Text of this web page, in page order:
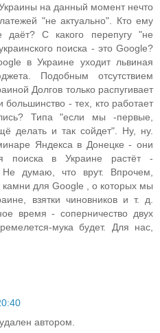
на данный момент нечто
"не актуально". Кто ему
даёт? С какого перепугу "не
поиска - это Google?
в Украине уходит львиная
Подобным отсутствием
Долгов только распугивает
большинство - тех, кто работает
Типа "если мы -первые,
делать и так сойдет". Ну, ну.
Яндекса в Донецке - они
поиска в Украине растёт -
думаю, что врут. Впрочем,
для Google , о которых мы
взятки чиновников и т. д.
время - соперничество двух
мука будет. Для нас,
автором.